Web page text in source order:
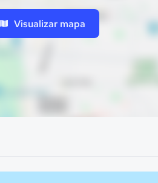
Visualizar mapa